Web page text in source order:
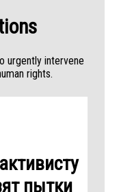
urgently intervene
rights.
пытки